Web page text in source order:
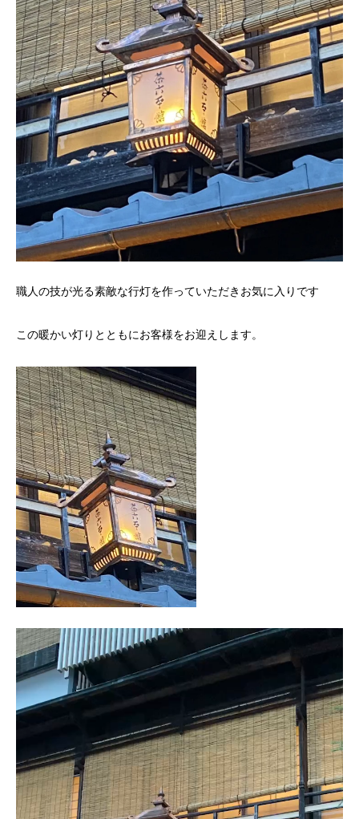
職人の技が光る素敵な行灯を作っていただきお気に入りです
この暖かい灯りとともにお客様をお迎えします。
動
画
プ
レ
ー
ヤ
ー